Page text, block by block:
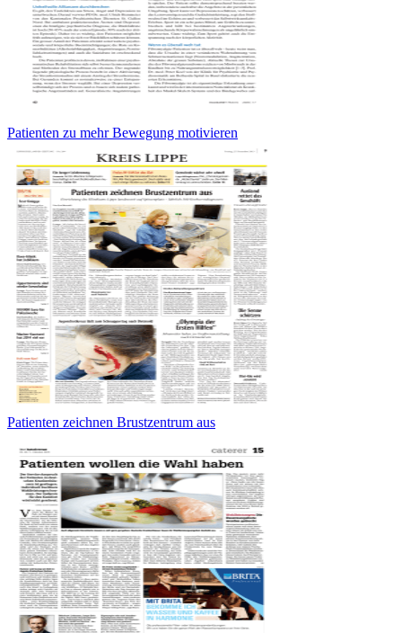
Patienten zu mehr Bewegung motivieren
Patienten zeichnen Brustzentrum aus